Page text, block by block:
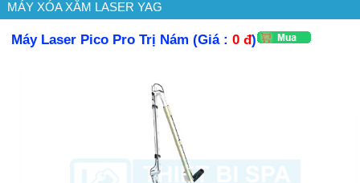
MÁY XÓA XĂM LASER YAG
Máy Laser Pico Pro Trị Nám (Giá :0 đ)